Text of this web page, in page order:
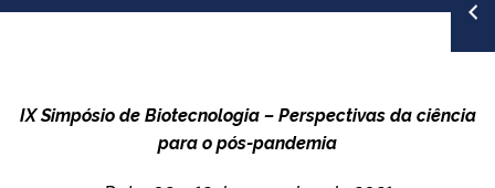
IX Simpósio de Biotecnologia – Perspectivas da ciência
para o pós-pandemia